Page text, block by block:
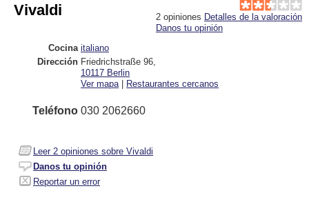
2 opiniones Detalles de la valoración
Danos tu opinión
Vivaldi
Cocina italiano
Dirección Friedrichstraße 96
10117 Berlin
Ver mapa | Restaurantes cercanos
Teléfono 030 2062660
Leer 2 opiniones sobre Vivaldi
Danos tu opinión
Reportar un error